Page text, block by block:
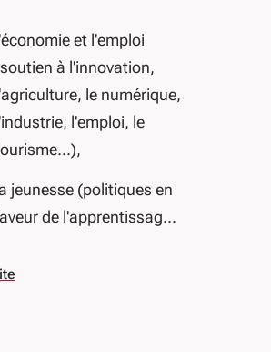
et l'emploi
à l'innovation,
le numérique,
l'emploi, le
jeunesse (politiques en
de l'apprentissag...